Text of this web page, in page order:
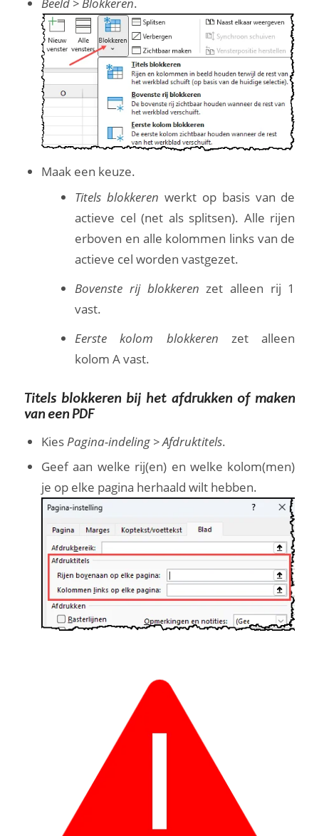
Beeld > Blokkeren.
Maak een keuze.
Titels blokkeren werkt op basis van de
actieve cel (net als splitsen). Alle rijen
erboven en alle kolommen links van de
actieve cel worden vastgezet.
Bovenste rij blokkeren zet alleen rij 1
vast.
Eerste kolom blokkeren zet alleen
kolom A vast.
Titels blokkeren bij het afdrukken of maken
van een PDF
KiesPagina-indeling > Afdruktitels.
Geef aan welke rij(en) en welke kolom(men)
je op elke pagina herhaald wilt hebben.